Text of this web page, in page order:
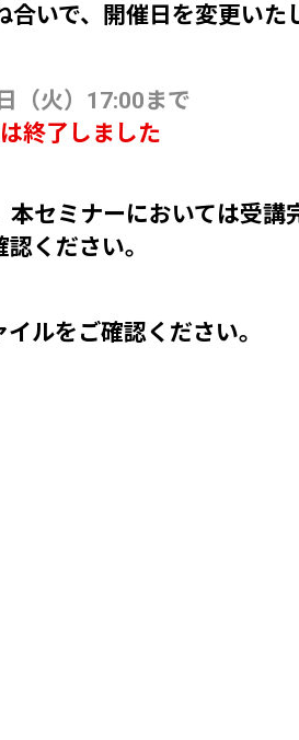
いで、開催日を変更いた
（火）17:00まで
終了しました
セミナーにおいては受講
ください。
イルをご確認ください。